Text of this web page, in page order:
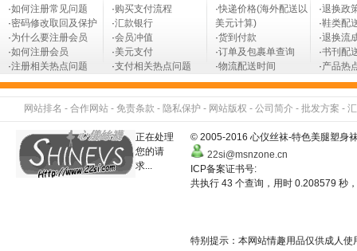
·如何注册常见问题
·密码修改取回及保护
·为什么要注册会员
·如何注册会员
·注册相关热点问题
·购买支付流程
·汇款银行
·会员冲值
·美元支付
·支付相关热点问题
·快递价格(海外配送以
美元计算)
·货到付款
·订单及包裹单查询
·物流配送时间
·退换政
·鞋类配
·退换流
·书刊配
·产品热
网站排名 - 合作网站 - 免责条款 - 隐私保护 - 网站版权 - 公司简介 - 批发方案 -
© 2005-2016 心仪丝袜-特色美腿塑身
22si@msnzone.cn
ICP备案证书号:
共执行 43 个查询，用时 0.208579 秒
特别提示：本网站情趣用品仅供成人
正在处理
您的请
求...